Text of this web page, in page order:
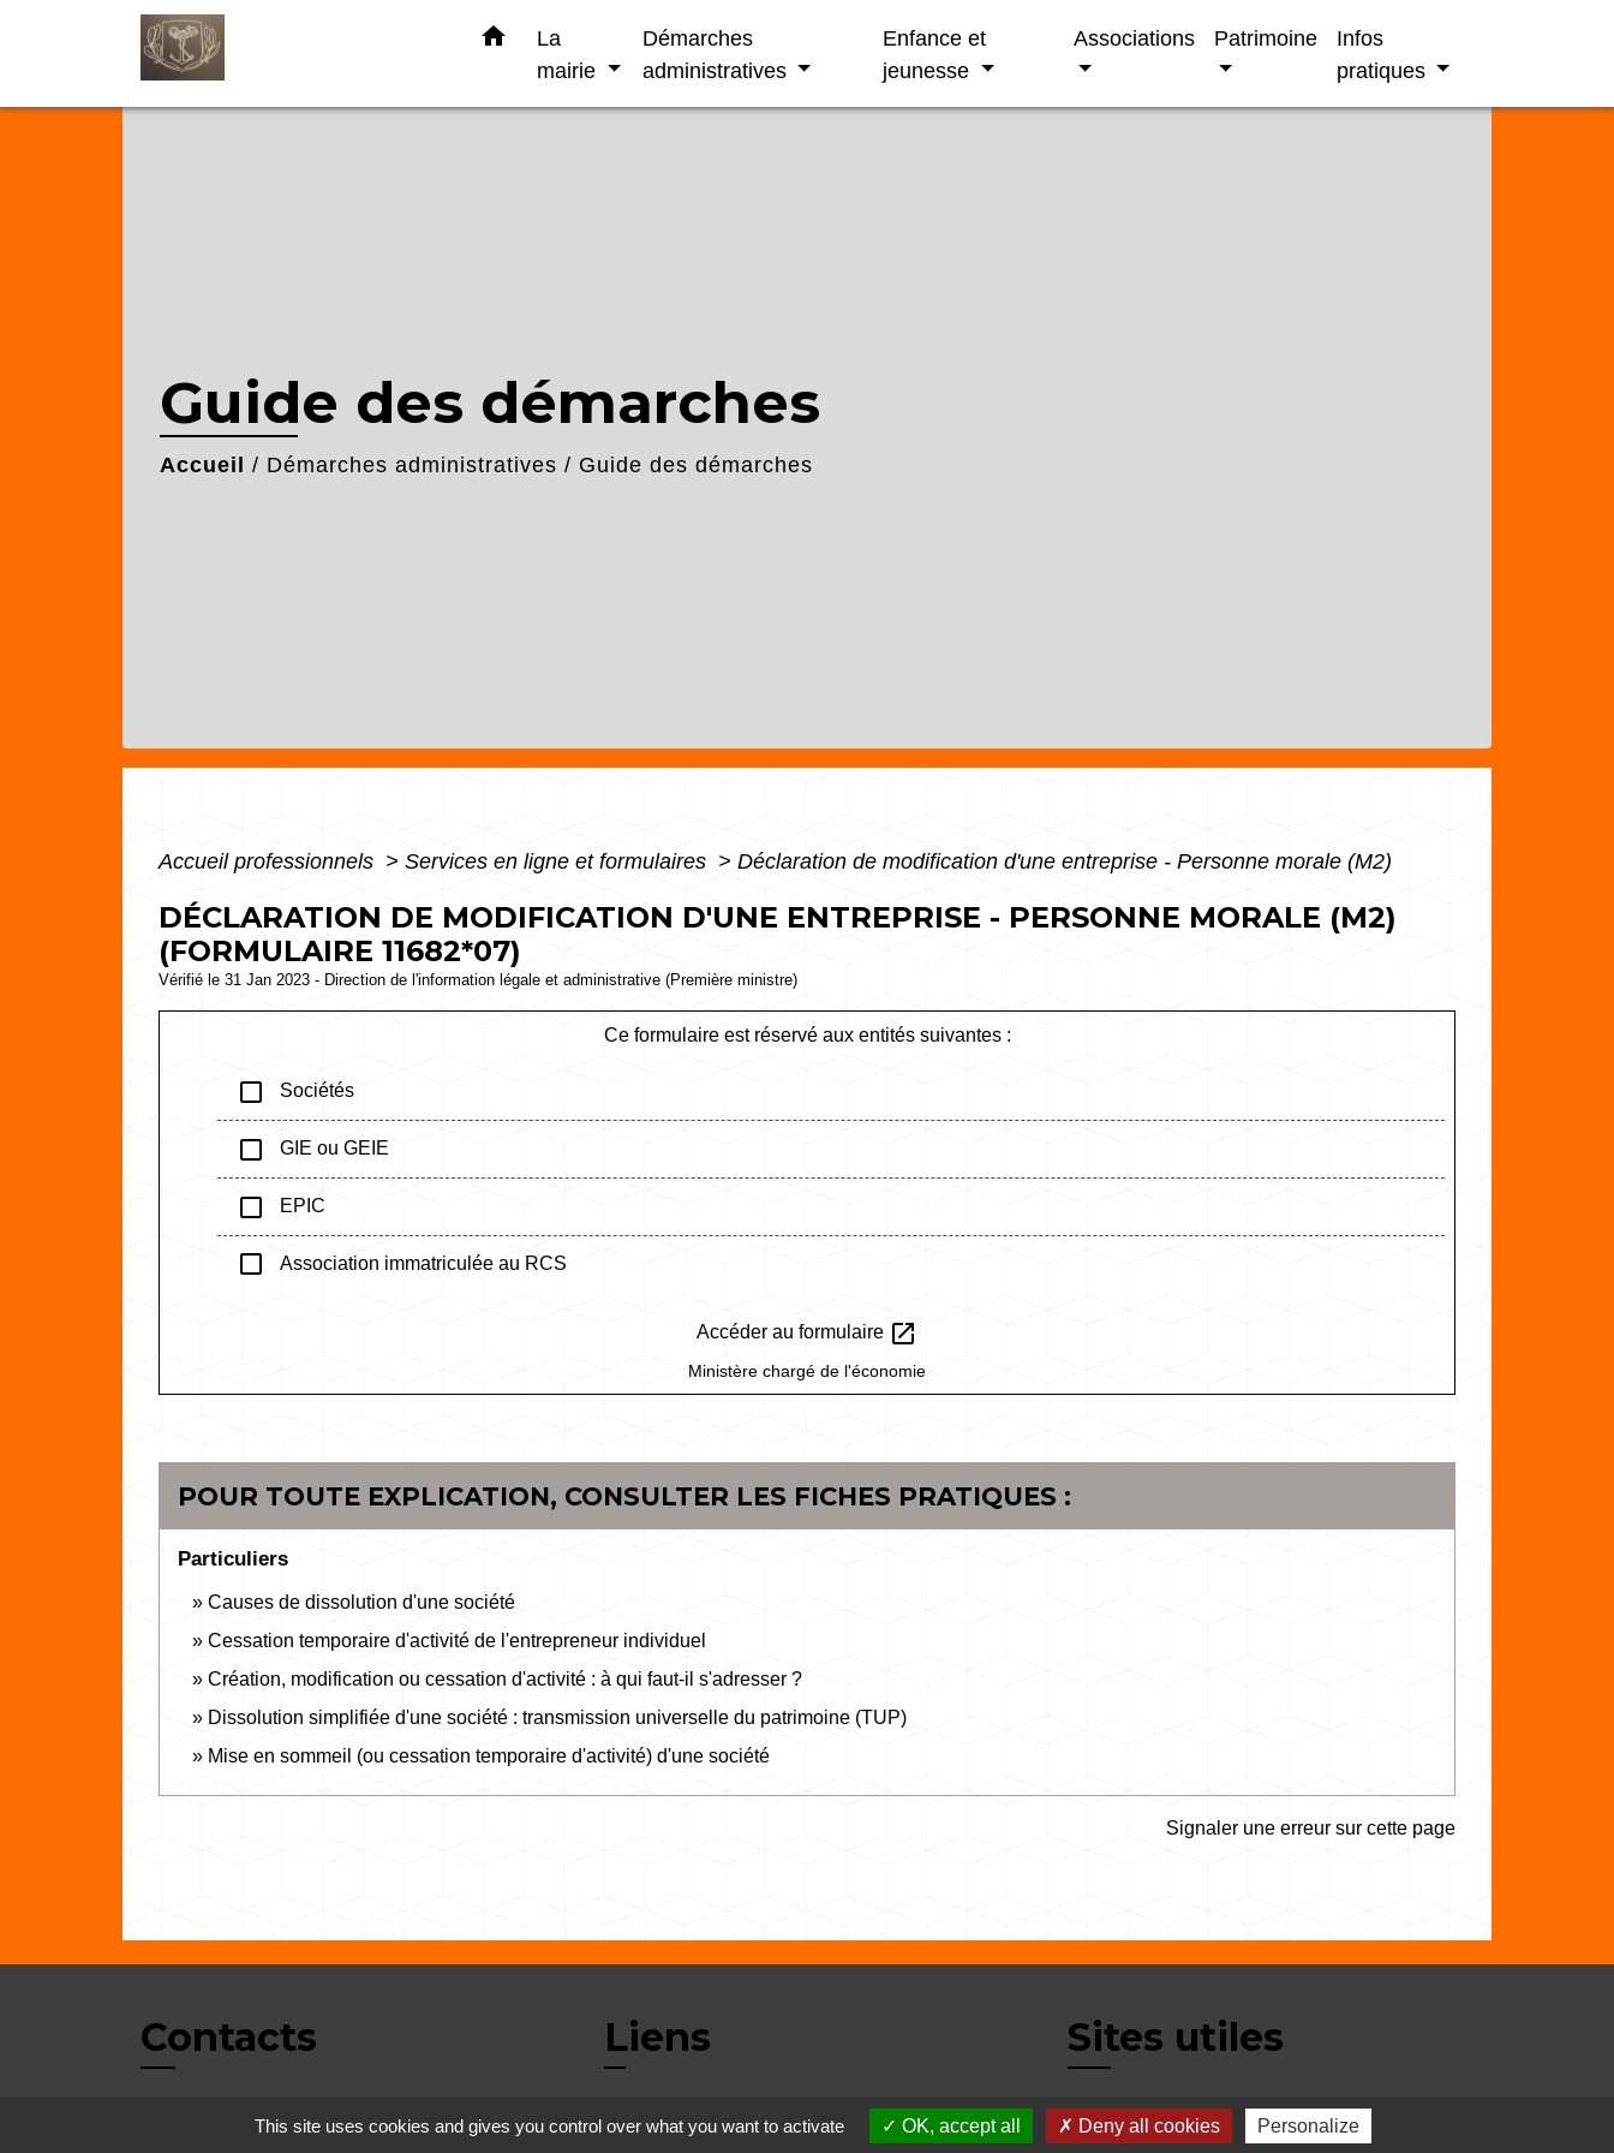
home
La
mairie
Démarches
administratives
Enfance et
jeunesse
Associations Patrimoine
Infos
pratiques
Guide des démarches
Accueil / Démarches administratives / Guide des démarches
Accueil professionnels > Services en ligne et formulaires > Déclaration de modification d'une entreprise - Personne morale (M2)
DÉCLARATION DE MODIFICATION D'UNE ENTREPRISE - PERSONNE MORALE (M2)
(FORMULAIRE 11682*07)
Vérifié le 31 Jan 2023 - Direction de l'information légale et administrative (Première ministre)
Ce formulaire est réservé aux entités suivantes :
check_box_outline_blank Sociétés
check_box_outline_blank GIE ou GEIE
check_box_outline_blank EPIC
check_box_outline_blank Association immatriculée au RCS
Accéder au formulaire open_in_new
Ministère chargé de l'économie
POUR TOUTE EXPLICATION, CONSULTER LES FICHES PRATIQUES :
Particuliers
Causes de dissolution d'une société
Cessation temporaire d'activité de l'entrepreneur individuel
Création, modification ou cessation d'activité : à qui faut-il s'adresser ?
Dissolution simplifiée d'une société : transmission universelle du patrimoine (TUP)
Mise en sommeil (ou cessation temporaire d'activité) d'une société
Signaler une erreur sur cette page
Contacts
Commune de Vertrieu
Liens
Déchetterie
Sites utiles
Balcons du Dauphiné
This site uses cookies and gives you control over what you want to activate OK, accept all Deny all cookies Personalize